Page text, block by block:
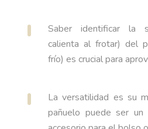
Saber identificar la
calienta al frotar) del
frío) es crucial para
La versatilidad es su
pañuelo puede ser un